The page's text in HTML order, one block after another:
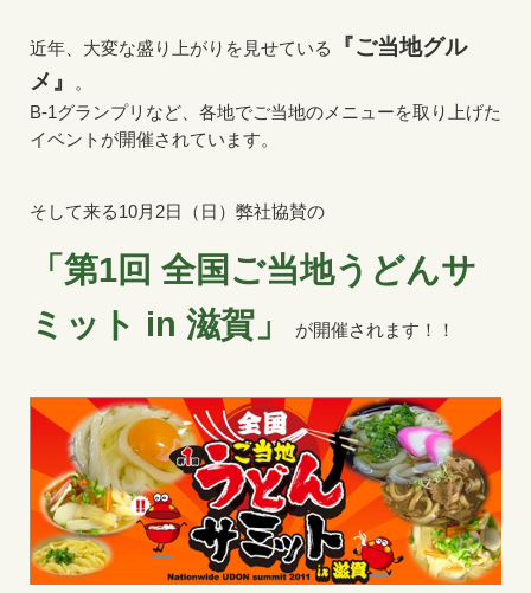
近年、大変な盛り上がりを見せている
『ご当地グル
メ』
。
B-1グランプリなど、各地でご当地のメニューを取り上げた
イベントが開催されています。
そして来る10月2日（日）弊社協賛の
「第1回 全国ご当地うどんサ
ミット in 滋賀」
が開催されます！！